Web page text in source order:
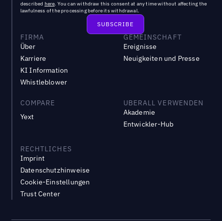
described here. You can withdraw this consent at any time without affecting the
lawfulness of the processing before its withdrawal.
FIRMA
Über
Karriere
KI Information
Whistleblower
GEMEINSCHAFT
Ereignisse
Neuigkeiten und Presse
COMPARE
Yext
UBERALL VERWENDEN
Akademie
Entwickler-Hub
RECHTLICHES
Imprint
Datenschutzhinweise
Cookie-Einstellungen
Trust Center